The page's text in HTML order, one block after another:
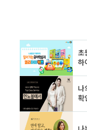
를 소개해 드리겠습니다.
속도로 유명합니다. 주요
질, 중간, 낮은 압축 옵션